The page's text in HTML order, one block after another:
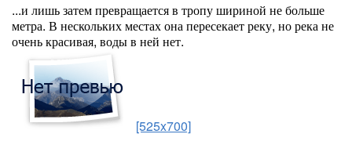
...и лишь затем превращается в тропу шириной не больше
метра. В нескольких местах она пересекает реку, но река не
очень красивая, воды в ней нет.
[525x700]